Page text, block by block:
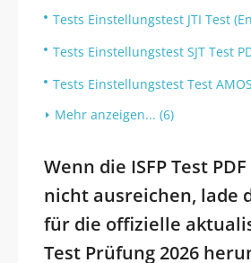
Tests Einstellungstest JTI Test
Tests Einstellungstest SJT Test
Tests Einstellungstest Test
Mehr anzeigen... (6)
Wenn die ISFP Test
nicht ausreichen, lade
für die offizielle
Test Prüfung 2026